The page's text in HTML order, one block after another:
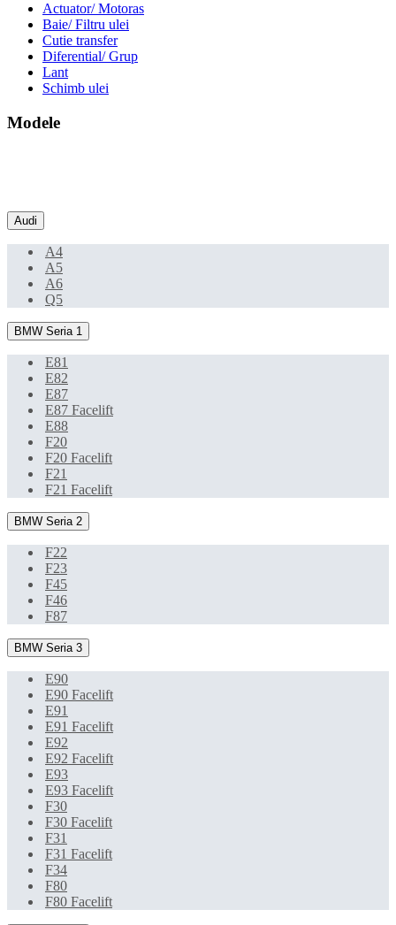
Actuator/ Motoras
Baie/ Filtru ulei
Cutie transfer
Diferential/ Grup
Lant
Schimb ulei
Modele
Audi
A4
A5
A6
Q5
BMW Seria 1
E81
E82
E87
E87 Facelift
E88
F20
F20 Facelift
F21
F21 Facelift
BMW Seria 2
F22
F23
F45
F46
F87
BMW Seria 3
E90
E90 Facelift
E91
E91 Facelift
E92
E92 Facelift
E93
E93 Facelift
F30
F30 Facelift
F31
F31 Facelift
F34
F80
F80 Facelift